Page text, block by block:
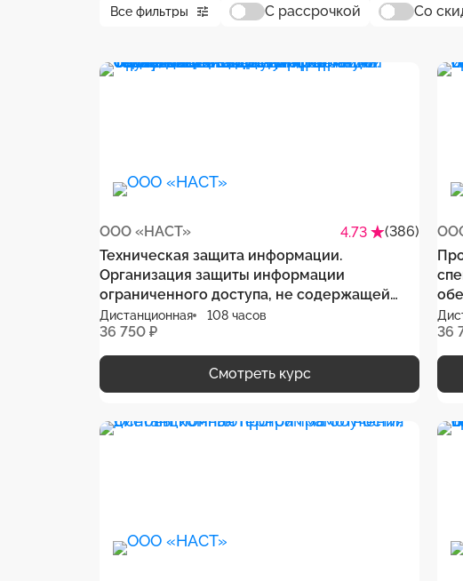
Все фильтры С рассрочкой Со
ООО «НАСТ» 4.73
(386)
Техническая защита информации.
Организация защиты информации
ограниченного доступа, не содержащей
сведения, составляющие государственную
тайну, дистанционная программа обучения
Дистанционная 108 часов
36 750 ₽
Смотреть курс
36